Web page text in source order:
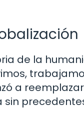
de la
a